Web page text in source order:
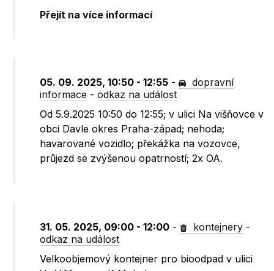
Přejít na více informací
05. 09. 2025, 10:50 - 12:55 -
dopravní
informace -odkaz na událost
Od 5.9.2025 10:50 do 12:55; v ulici Na višňovce v
obci Davle okres Praha-západ; nehoda;
havarované vozidlo; překážka na vozovce,
průjezd se zvýšenou opatrností; 2x OA.
31. 05. 2025, 09:00 - 12:00 - kontejnery -
odkaz na událost
Velkoobjemový kontejner pro bioodpad v ulici